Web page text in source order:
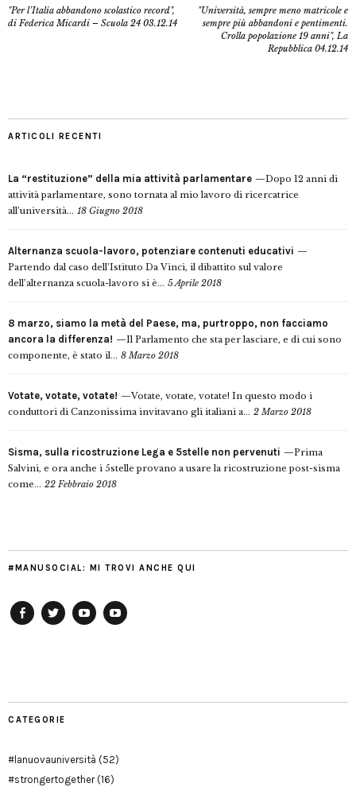
"Per l’Italia abbandono scolastico record",
di Federica Micardi – Scuola 24 03.12.14
"Università, sempre meno matricole e
sempre più abbandoni e pentimenti.
Crolla popolazione 19 anni", La
Repubblica 04.12.14
ARTICOLI RECENTI
La “restituzione” della mia attività parlamentare
Dopo 12 anni di
attività parlamentare, sono tornata al mio lavoro di ricercatrice
all’università... 18 Giugno 2018
Alternanza scuola-lavoro, potenziare contenuti educativi
Partendo dal caso dell’Istituto Da Vinci, il dibattito sul valore
dell’alternanza scuola-lavoro si è... 5 Aprile 2018
8 marzo, siamo la metà del Paese, ma, purtroppo, non facciamo
ancora la differenza!
Il Parlamento che sta per lasciare, e di cui sono
componente, è stato il... 8 Marzo 2018
Votate, votate, votate!
Votate, votate, votate! In questo modo i
conduttori di Canzonissima invitavano gli italiani a... 2 Marzo 2018
Sisma, sulla ricostruzione Lega e 5stelle non pervenuti
Prima
Salvini, e ora anche i 5stelle provano a usare la ricostruzione post-sisma
come... 22 Febbraio 2018
#MANUSOCIAL: MI TROVI ANCHE QUI
CATEGORIE
#lanuovauniversità (52)
#strongertogether(16)